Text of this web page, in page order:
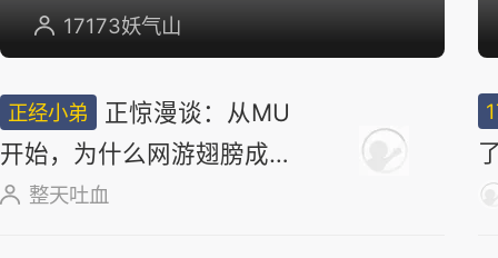
17173妖气山
正经小弟
正惊漫谈：从MU
开始，为什么网游翅膀成
了"躲不掉的刚需"？
整天吐血